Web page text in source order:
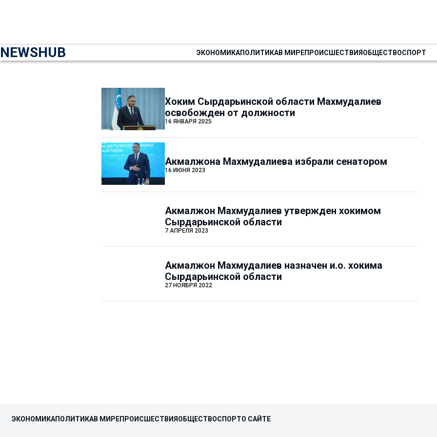
NEWSHUB ЭКОНОМИКАПОЛИТИКАВ МИРЕПРОИСШЕСТВИЯОБЩЕСТВОСПОРТ
Хоким Сырдарьинской области Махмудалиев
освобожден от должности
16 ЯНВАРЯ 2025
Акмалжона Махмудалиева избрали сенатором
16 ИЮНЯ 2023
Акмалжон Махмудалиев утвержден хокимом
Сырдарьинской области
7 АПРЕЛЯ 2023
Акмалжон Махмудалиев назначен и.о. хокима
Сырдарьинской области
27 НОЯБРЯ 2022
ЭКОНОМИКАПОЛИТИКАВ МИРЕПРОИСШЕСТВИЯ ОБЩЕСТВОСПОРТО САЙТЕ